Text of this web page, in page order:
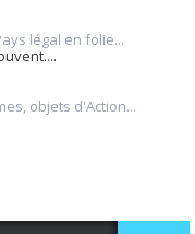
légal en folie...
objets d'Action...